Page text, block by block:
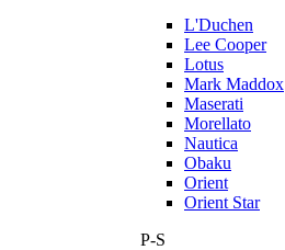
L'Duchen
Lee Cooper
Lotus
Mark Maddox
Maserati
Morellato
Nautica
Obaku
Orient
Orient Star
P-S